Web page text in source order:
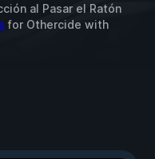
al Pasar el Ratón
for Othercide with